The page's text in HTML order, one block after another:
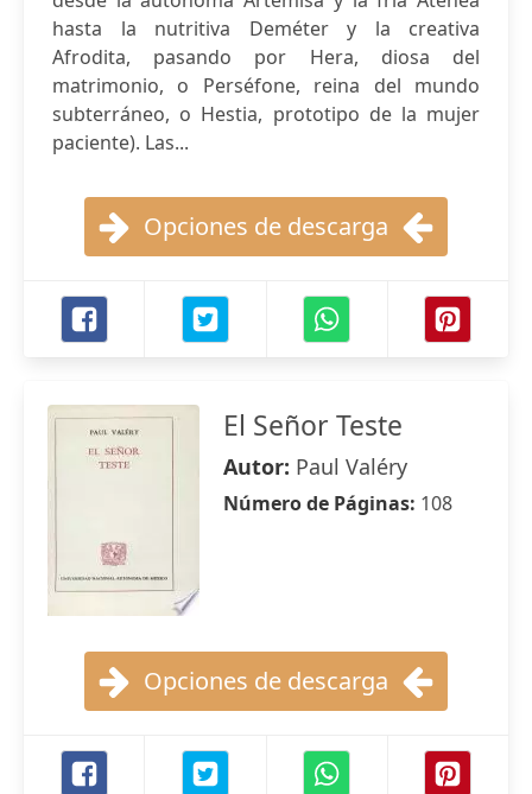
hasta la nutritiva Deméter y la creativa
Afrodita, pasando por Hera, diosa del
matrimonio, o Perséfone, reina del mundo
subterráneo, o Hestia, prototipo de la mujer
paciente). Las...
Opciones de descarga
El Señor Teste
Autor: Paul Valéry
Número de Páginas: 108
Opciones de descarga